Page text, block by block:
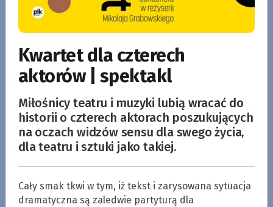
Kwartet dla czterech
aktorów | spektakl
Miłośnicy teatru i muzyki lubią wracać do
historii o czterech aktorach poszukujących
na oczach widzów sensu dla swego życia,
dla teatru i sztuki jako takiej.
Cały smak tkwi w tym, iż tekst i zarysowana sytuacja
dramatyczna są zaledwie partyturą dla